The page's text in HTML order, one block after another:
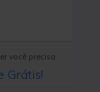
você precisa
Grátis!